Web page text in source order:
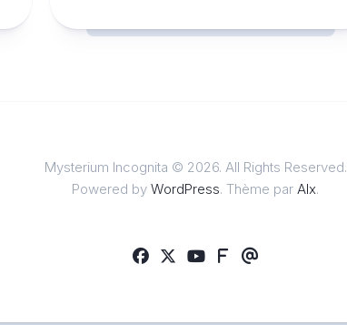
Mysterium Incognita © 2026. All Rights Reserved.
Powered by WordPress. Thème par Alx.